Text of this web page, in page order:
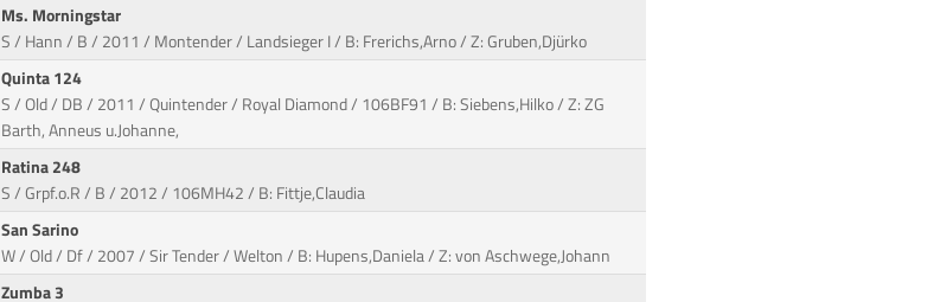
Ms. Morningstar
S / Hann / B / 2011 / Montender / Landsieger I / B: Frerichs,Arno / Z: Gruben,Djürko
Quinta 124
S / Old / DB / 2011 / Quintender / Royal Diamond / 106BF91 / B: Siebens,Hilko / Z: ZG
Barth, Anneus u.Johanne,
Ratina 248
S / Grpf.o.R / B / 2012 / 106MH42 / B: Fittje,Claudia
San Sarino
W / Old / Df / 2007 / Sir Tender / Welton / B: Hupens,Daniela / Z: von Aschwege,Johann
Zumba 3